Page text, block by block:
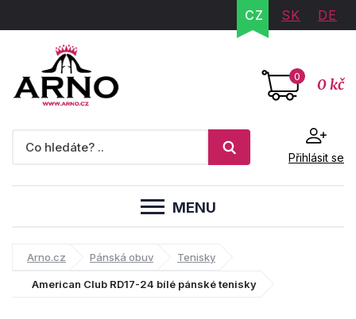
CZ SK DE
0 0 kč
Přihlásit se
MENU
Arno.cz Pánská obuv Tenisky
American Club RD17-24 bílé pánské tenisky